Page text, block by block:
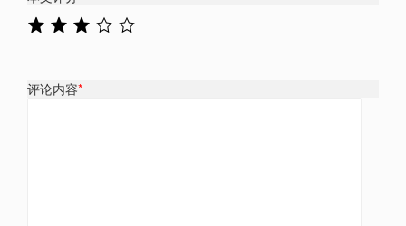
评论内容*